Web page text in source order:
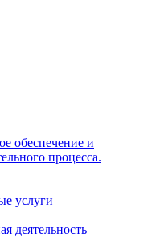
обеспечение и
процесса.
услуги
деятельность